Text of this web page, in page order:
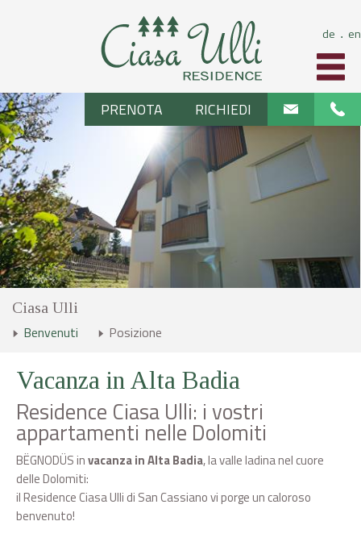
de ⋅ en
PRENOTA RICHIEDI
Ciasa Ulli
Benvenuti Posizione
Vacanza in Alta Badia
Residence Ciasa Ulli: i vostri
appartamenti nelle Dolomiti
BËGNODÜS invacanza in Alta Badia, la valle ladina nel cuore
delle Dolomiti:
il Residence Ciasa Ulli di San Cassiano vi porge un caloroso
benvenuto!